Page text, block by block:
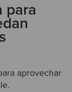
para
aprovechar